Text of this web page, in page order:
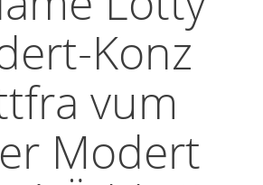
Konz
vum
Modert